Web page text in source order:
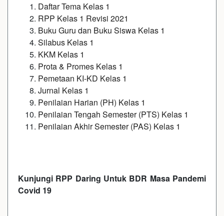
Daftar Tema Kelas 1
RPP Kelas 1 Revisi 2021
Buku Guru dan Buku Siswa Kelas 1
Silabus Kelas 1
KKM Kelas 1
Prota & Promes Kelas 1
Pemetaan KI-KD Kelas 1
Jurnal Kelas 1
Penilaian Harian (PH) Kelas 1
Penilaian Tengah Semester (PTS) Kelas 1
Penilaian Akhir Semester (PAS) Kelas 1
Kunjungi RPP Daring Untuk BDR Masa Pandemi
Covid 19